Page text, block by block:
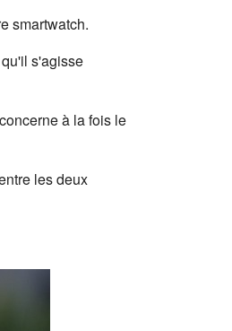
smartwatch.
s'agisse
à la fois le
les deux